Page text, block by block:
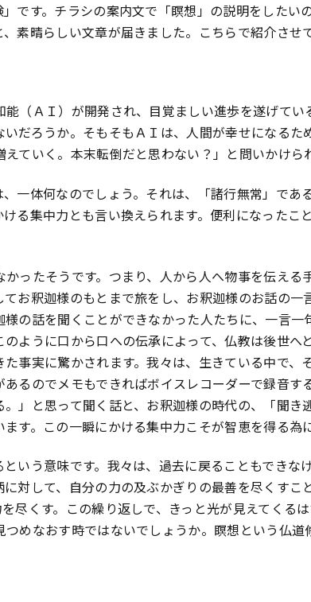
です。チラシの案内文で「瞑想」の説明をしたい
素晴らしい文章が届きました。こちらで紹介させ
（ＡＩ）が開発され、目覚ましい進歩を遂げて
だろうか。そもそもＡＩは、人間が幸せになるた
ていく。本末転倒だと思わない？」と問いかけら
一体何なのでしょう。それは、「諸行無常」であ
る集中力とも言い換えられます。便利になったこ
ったそうです。つまり、人から人へ物事を伝える
お釈迦様のもとまで旅をし、お釈迦様のお話の一
の話を聞くことができなかった人たちに、一言
ように口から口への伝承によって、仏教は後世へ
事実に驚かされます。我々は、生きている中で、
るのでメモもできればボイスレコーダーで録音す
」と思って聞く話と、お釈迦様の時代の、「聞
す。この一瞬にかける集中力こそが智恵を得る為
いう意味です。我々は、過去に戻ることもできな
対して、自分の力の及ぶかぎりの最善を尽くすこ
尽くす。この繰り返しで、きっと光が見えてくる
めなおす時ではないでしょうか。瞑想という仏